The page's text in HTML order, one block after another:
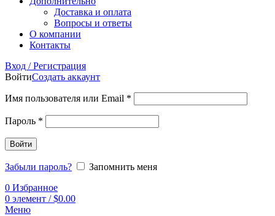
Доставка и оплата
Вопросы и ответы
О компании
Контакты
Вход / Регистрация
ВойтиСоздать аккаунт
Имя пользователя или Email *
Пароль *
Войти
Забыли пароль?
Запомнить меня
0 Избранное
0 элемент / $0.00
Меню